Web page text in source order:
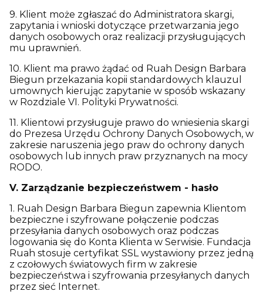
9. Klient może zgłaszać do Administratora skargi,
zapytania i wnioski dotyczące przetwarzania jego
danych osobowych oraz realizacji przysługujących
mu uprawnień.
10. Klient ma prawo żądać od Ruah Design Barbara
Biegun przekazania kopii standardowych klauzul
umownych kierując zapytanie w sposób wskazany
w Rozdziale VI. Polityki Prywatności.
11. Klientowi przysługuje prawo do wniesienia skargi
do Prezesa Urzędu Ochrony Danych Osobowych, w
zakresie naruszenia jego praw do ochrony danych
osobowych lub innych praw przyznanych na mocy
RODO.
V. Zarządzanie bezpieczeństwem - hasło
1. Ruah Design Barbara Biegun zapewnia Klientom
bezpieczne i szyfrowane połączenie podczas
przesyłania danych osobowych oraz podczas
logowania się do Konta Klienta w Serwisie. Fundacja
Ruah stosuje certyfikat SSL wystawiony przez jedną
z czołowych światowych firm w zakresie
bezpieczeństwa i szyfrowania przesyłanych danych
przez sieć Internet.